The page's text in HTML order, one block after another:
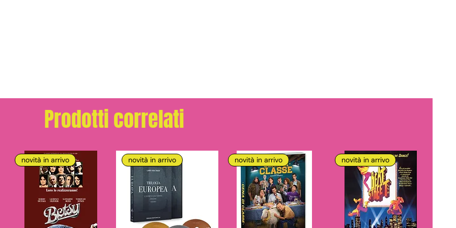
Prodotti correlati
novità in arrivo novità in arrivo novità in arrivo novità in arrivo